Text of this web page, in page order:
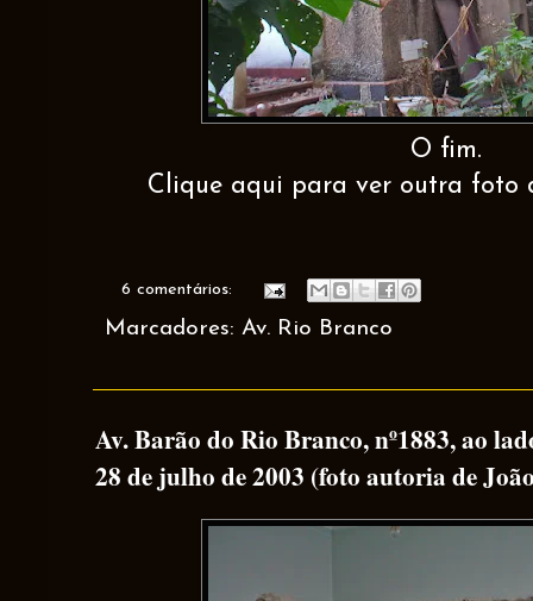
O fim.
Clique aqui para ver outra foto
6 comentários:
Marcadores: Av. Rio Branco
Av. Barão do Rio Branco, nº1883, ao
28 de julho de 2003 (foto autoria de